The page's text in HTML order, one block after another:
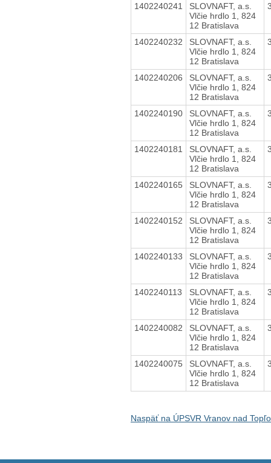
1402240241
SLOVNAFT, a.s.
Vlčie hrdlo 1, 824
12 Bratislava
1402240232
SLOVNAFT, a.s.
Vlčie hrdlo 1, 824
12 Bratislava
1402240206
SLOVNAFT, a.s.
Vlčie hrdlo 1, 824
12 Bratislava
1402240190
SLOVNAFT, a.s.
Vlčie hrdlo 1, 824
12 Bratislava
1402240181
SLOVNAFT, a.s.
Vlčie hrdlo 1, 824
12 Bratislava
1402240165
SLOVNAFT, a.s.
Vlčie hrdlo 1, 824
12 Bratislava
1402240152
SLOVNAFT, a.s.
Vlčie hrdlo 1, 824
12 Bratislava
1402240133
SLOVNAFT, a.s.
Vlčie hrdlo 1, 824
12 Bratislava
1402240113
SLOVNAFT, a.s.
Vlčie hrdlo 1, 824
12 Bratislava
1402240082
SLOVNAFT, a.s.
Vlčie hrdlo 1, 824
12 Bratislava
1402240075
SLOVNAFT, a.s.
Vlčie hrdlo 1, 824
12 Bratislava
Naspäť na ÚPSVR Vranov nad